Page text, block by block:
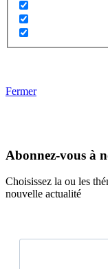
Fermer
Abonnez-vous à
Choisissez la ou les
nouvelle actualité